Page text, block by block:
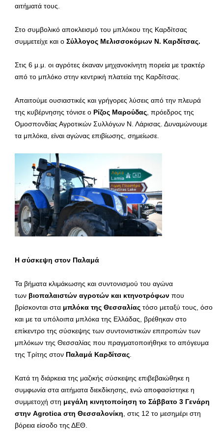
αιτήματά τους.
Στο συμβολικό αποκλεισμό του μπλόκου της Καρδίτσας
συμμετείχε και ο Σύλλογος Μελισσοκόμων Ν. Καρδίτσας.
Στις 6 μ.μ. οι αγρότες έκαναν μηχανοκίνητη πορεία με τρακτέρ
από το μπλόκο στην κεντρική πλατεία της Καρδίτσας.
Απαιτούμε ουσιαστικές και γρήγορες λύσεις από την πλευρά
της κυβέρνησης τόνισε ο Ρίζος Μαρούδας , πρόεδρος της
Ομοσπονδίας Αγροτικών Συλλόγων Ν. Λάρισας. Δυναμώνουμε
τα μπλόκα, είναι αγώνας επιβίωσης, σημείωσε.
Η σύσκεψη στον Παλαμά
Τα βήματα κλιμάκωσης και συντονισμού του αγώνα
των βιοπαλαιστών αγροτών και κτηνοτρόφων που
βρίσκονται στα μπλόκα της Θεσσαλίας τόσο μεταξύ τους, όσο
και με τα υπόλοιπα μπλόκα της Ελλάδας, βρέθηκαν στο
επίκεντρο της σύσκεψης των συντονιστικών επιτροπών των
μπλόκων της Θεσσαλίας που πραγματοποιήθηκε το απόγευμα
της Τρίτης στον Παλαμά Καρδίτσας
Κατά τη διάρκεια της μαζικής σύσκεψης επιβεβαιώθηκε η
συμφωνία στα αιτήματα διεκδίκησης, ενώ αποφασίστηκε η
συμμετοχή στη μεγάλη κινητοποίηση το Σάββατο 3 Γενάρη
στην Agrotica στη Θεσσαλονίκη , στις 12 το μεσημέρι στη
βόρεια είσοδο της ΔΕΘ.